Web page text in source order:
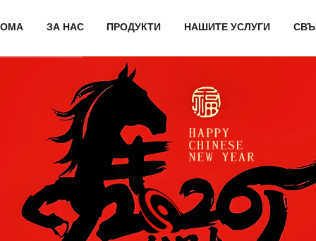
ЗА НАС ПРОДУКТИ НАШИТЕ УСЛУГИ